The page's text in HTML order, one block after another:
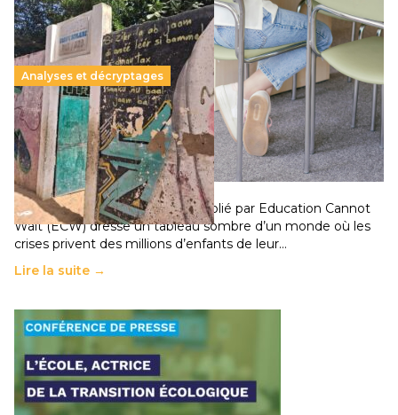
Analyses et décryptages
258 millions d’enfants victimes de la guerre, des
chocs climatiques et des déplacements de
population
11 juillet 2026- National
Un nouveau rapport mondial publié par Education Cannot
Wait (ECW) dresse un tableau sombre d’un monde où les
crises privent des millions d’enfants de leur…
Lire la suite →